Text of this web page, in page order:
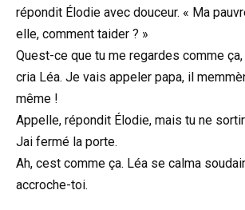
répondit Élodie avec douceur. « Ma
elle, comment taider ? »
Quest-ce que tu me regardes comme
cria Léa. Je vais appeler papa, il
même !
Appelle, répondit Élodie, mais tu ne
Jai fermé la porte.
Ah, cest comme ça. Léa se calma
accroche-toi.